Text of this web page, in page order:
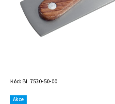
Kód:BI_7530-50-00
Akce